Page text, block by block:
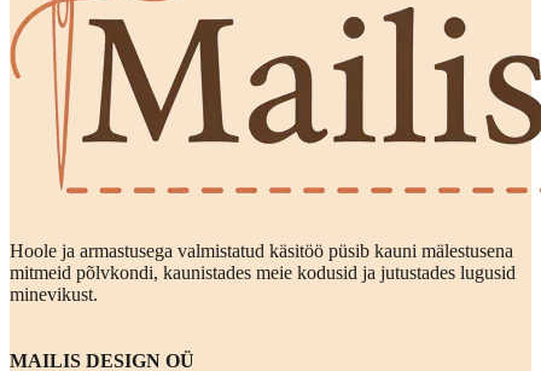
Hoole ja armastusega valmistatud käsitöö püsib kauni mälestusena
mitmeid põlvkondi, kaunistades meie kodusid ja jutustades lugusid
minevikust.
MAILIS DESIGN OÜ